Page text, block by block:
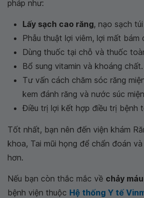
pháp như:
Lấy sạch cao răng, nạo sạch
Phẫu thuật lợi viêm, lợi mất bám
Dùng thuốc tại chỗ và thuốc
Bổ sung vitamin và khoáng chất.
Tư vấn cách chăm sóc răng
kem đánh răng và nước súc
Điều trị lợi kết hợp điều trị bệnh
Tốt nhất, bạn nên đến viện khám
khoa, Tai mũi họng để chẩn đoán
hơn.
Nếu bạn còn thắc mắc về chảy
bệnh viện thuộc Hệ thống Y tế